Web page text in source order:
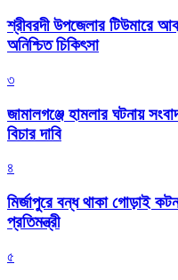
শ্রীবরদী উপজেলার টিউমারে
অনিশ্চিত চিকিৎসা
৩
জামালগঞ্জে হামলার ঘটনায়
বিচার দাবি
৪
মির্জাপুরে বন্ধ থাকা গোড়াই
প্রতিমন্ত্রী
৫